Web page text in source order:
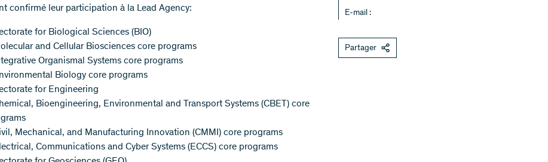
confirmé leur participation à la Lead Agency:
for Biological Sciences (BIO)
and Cellular Biosciences core programs
Organismal Systems core programs
Biology core programs
for Engineering
Bioengineering, Environmental and Transport Systems (CBET) core
Mechanical, and Manufacturing Innovation (CMMI) core programs
Communications and Cyber Systems (ECCS) core programs
E-mail :
Partager